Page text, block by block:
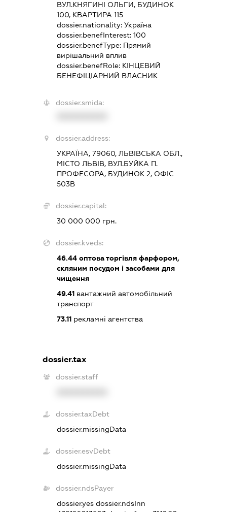
ВУЛ.КНЯГИНІ ОЛЬГИ, БУДИНОК
100, КВАРТИРА 115
dossier.nationality: Україна
dossier.benefInterest: 100
dossier.benefType: Прямий
вирішальний вплив
dossier.benefRole: КІНЦЕВИЙ
БЕНЕФІЦІАРНИЙ ВЛАСНИК
dossier.smida:
dossier.address:
УКРАЇНА, 79060, ЛЬВІВСЬКА ОБЛ.,
МІСТО ЛЬВІВ, ВУЛ.БУЙКА П.
ПРОФЕСОРА, БУДИНОК 2, ОФІС
503В
dossier.capital:
30 000 000 грн.
dossier.kveds:
46.44оптова торгівля фарфором,
скляним посудом і засобами для
чищення
49.41вантажний автомобільний
транспорт
73.11рекламні агентства
dossier.tax
dossier.staff
dossier.taxDebt
dossier.missingData
dossier.esvDebt
dossier.missingData
dossier.ndsPayer
dossier.yes dossier.ndsInn